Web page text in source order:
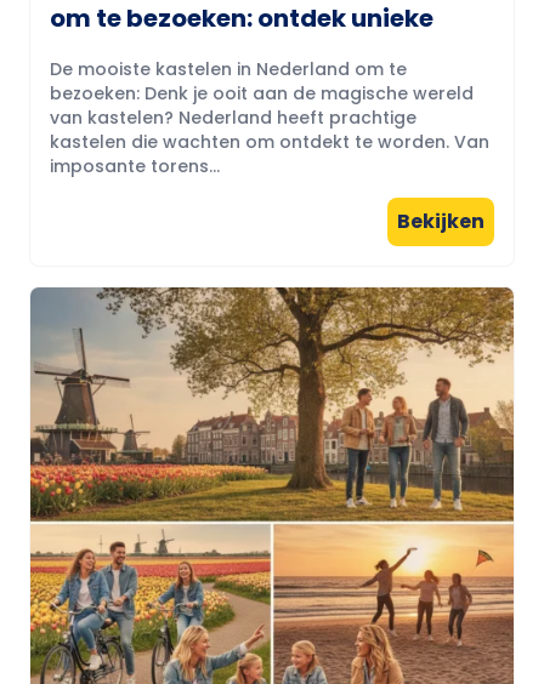
om te bezoeken: ontdek unieke
De mooiste kastelen in Nederland om te
bezoeken: Denk je ooit aan de magische wereld
van kastelen? Nederland heeft prachtige
kastelen die wachten om ontdekt te worden. Van
imposante torens...
Bekijken